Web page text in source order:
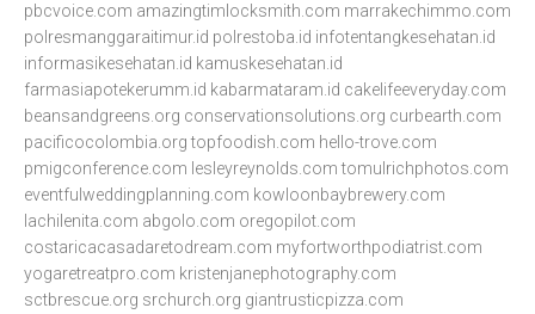
pbcvoice.com amazingtimlocksmith.com marrakechimmo.com
polresmanggaraitimur.id polrestoba.id infotentangkesehatan.id
informasikesehatan.id kamuskesehatan.id
farmasiapotekerumm.id kabarmataram.id cakelifeeveryday.com
beansandgreens.org conservationsolutions.org curbearth.com
pacificocolombia.org topfoodish.com hello-trove.com
pmigconference.com lesleyreynolds.com tomulrichphotos.com
eventfulweddingplanning.com kowloonbaybrewery.com
lachilenita.com abgolo.com oregopilot.com
costaricacasadaretodream.com myfortworthpodiatrist.com
yogaretreatpro.com kristenjanephotography.com
sctbrescue.org srchurch.org giantrusticpizza.com